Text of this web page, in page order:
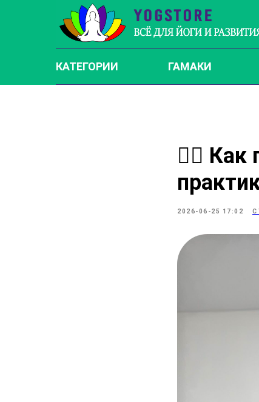
КАТЕГОРИИ ГАМАКИ
🧘‍♀️
2026-06-25 17:02